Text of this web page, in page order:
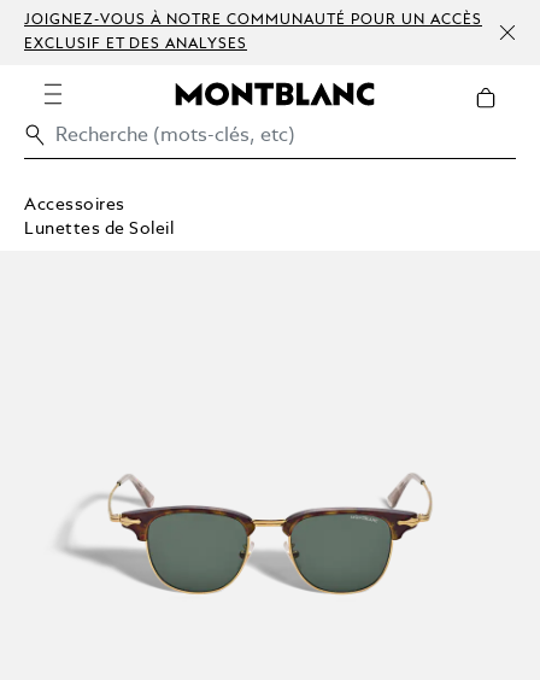
JOIGNEZ-VOUS À NOTRE COMMUNAUTÉ POUR UN ACCÈS
EXCLUSIF ET DES ANALYSES
Accessoires
Lunettes de Soleil